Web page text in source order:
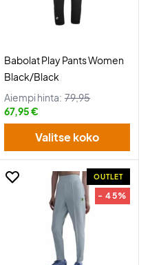
Babolat Play Pants Women
Black/Black
Aiempi hinta: 79,95
67,95 €
Valitse koko
OUTLET
- 45%